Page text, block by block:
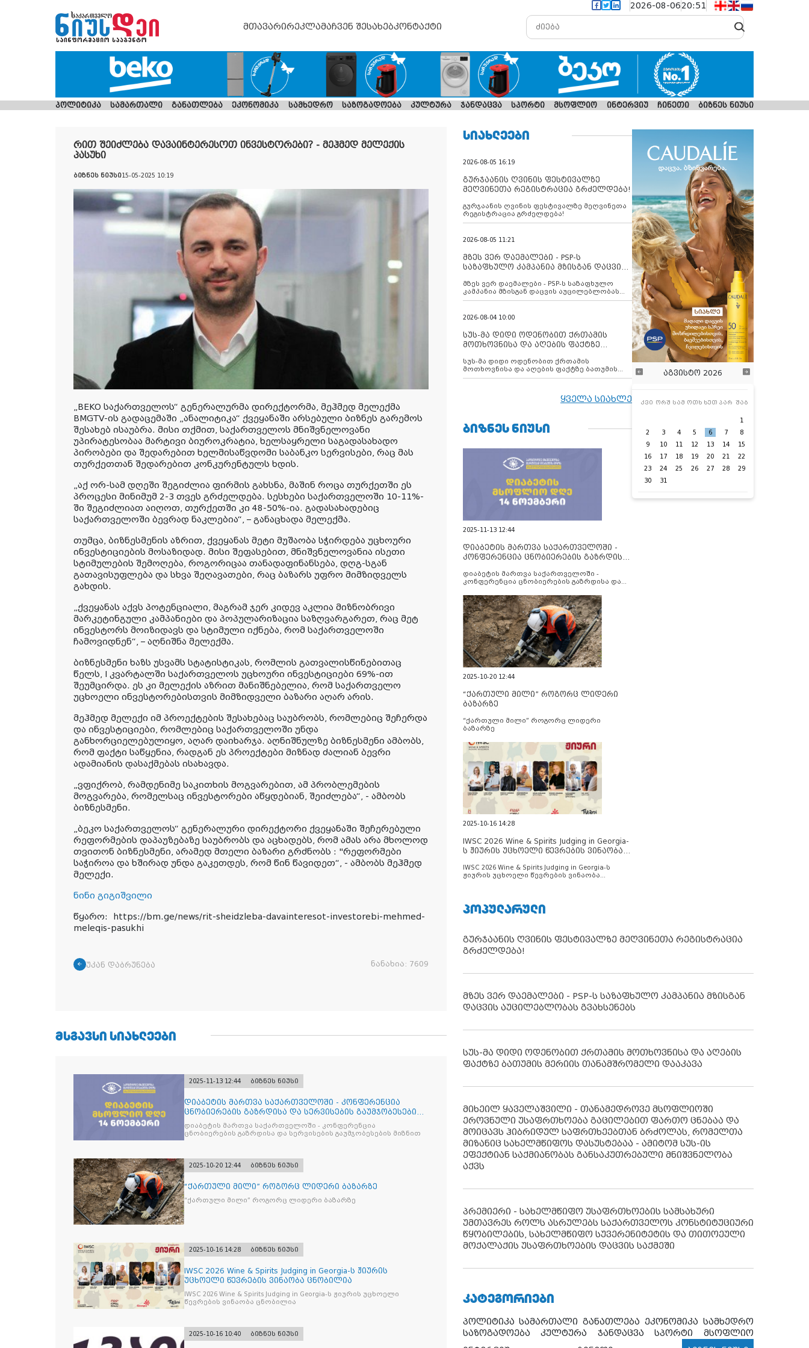
2026-08-0620:51
მთავარირეკლამაჩვენ შესახებკონტაქტი
პოლიტიკა სამართალი განათლება ეკონომიკა სამხედრო საზოგადოება კულტურა ჯანდაცვა სპორტი მსოფლიო ინტერვიუ ჩინეთი ბიზნეს ნიუსი
რით შეიძლება დავაინტერესოთ ინვესტორები? - მეჰმედ მელექის
პასუხი
ბიზნეს ნიუსი15-05-2025 10:19
„BEKO საქართველოს“ გენერალურმა დირექტორმა, მეჰმედ მელექმა
BMGTV-ის გადაცემაში „ანალიტიკა“ ქვეყანაში არსებული ბიზნეს გარემოს
შესახებ ისაუბრა. მისი თქმით, საქართველოს მნიშვნელოვანი
უპირატესობაა მარტივი ბიუროკრატია, ხელსაყრელი საგადასახადო
პირობები და შედარებით ხელმისაწვდომი საბანკო სერვისები, რაც მას
თურქეთთან შედარებით კონკურენტულს ხდის.
„აქ ორ-სამ დღეში შეგიძლია ფირმის გახსნა, მაშინ როცა თურქეთში ეს
პროცესი მინიმუმ 2-3 თვეს გრძელდება. სესხები საქართველოში 10-11%-
ში შეგიძლიათ აიღოთ, თურქეთში კი 48-50%-ია. გადასახადებიც
საქართველოში ბევრად ნაკლებია“, – განაცხადა მელექმა.
თუმცა, ბიზნესმენის აზრით, ქვეყანას მეტი მუშაობა სჭირდება უცხოური
ინვესტიციების მოსაზიდად. მისი შეფასებით, მნიშვნელოვანია ისეთი
სტიმულების შემოღება, როგორიცაა თანადაფინანსება, დღგ-სგან
გათავისუფლება და სხვა შეღავათები, რაც ბაზარს უფრო მიმზიდველს
გახდის.
„ქვეყანას აქვს პოტენციალი, მაგრამ ჯერ კიდევ აკლია მიზნობრივი
მარკეტინგული კამპანიები და პოპულარიზაცია საზღვარგარეთ, რაც მეტ
ინვესტორს მოიზიდავს და სტიმული იქნება, რომ საქართველოში
ჩამოვიდნენ“, – აღნიშნა მელექმა.
ბიზნესმენი ხაზს უსვამს სტატისტიკას, რომლის გათვალისწინებითაც
წელს, I კვარტალში საქართველოს უცხოური ინვესტიციები 69%-ით
შეუმცირდა. ეს კი მელექის აზრით მანიშნებელია, რომ საქართველო
უცხოელი ინვესტორებისთვის მიმზიდველი ბაზარი აღარ არის.
მეჰმედ მელექი იმ პროექტების შესახებაც საუბრობს, რომლებიც შეჩერდა
და ინვესტიციები, რომლებიც საქართველოში უნდა
განხორციელებულიყო, აღარ დაიხარჯა. აღნიშნულზე ბიზნესმენი ამბობს,
რომ ფაქტი საწყენია, რადგან ეს პროექტები მიზნად ძალიან ბევრი
ადამიანის დასაქმებას ისახავდა.
„ვფიქრობ, რამდენიმე საკითხის მოგვარებით, ამ პრობლემების
მოგვარება, რომელსაც ინვესტორები აწყდებიან, შეიძლება“, - ამბობს
ბიზნესმენი.
„ბეკო საქართველოს“ გენერალური დირექტორი ქვეყანაში შეჩერებული
რეფორმების დაპაუზებაზე საუბრობს და აცხადებს, რომ ამას არა მხოლოდ
თვითონ ბიზნესმენი, არამედ მთელი ბაზარი გრძნობს : "რეფორმები
საჭიროა და ხშირად უნდა გაკეთდეს, რომ წინ წავიდეთ“, - ამბობს მეჰმედ
მელექი.
ნინი გიგიშვილი
წყარო: https://bm.ge/news/rit-sheidzleba-davainteresot-investorebi-mehmed-
meleqis-pasukhi
უკან დაბრუნება ნანახია: 7609
ᲛᲡᲒᲐᲕᲡᲘ ᲡᲘᲐᲮᲚᲔᲔᲑᲘ
2025-11-13 12:44 ბიზნეს ნიუსი
დიაბეტის მართვა საქართველოში - კონფერენცია
ცნობიერების გაზრდისა და სერვისების გაუმჯობესების
მიზნით
დიაბეტის მართვა საქართველოში - კონფერენცია
ცნობიერების გაზრდისა და სერვისების გაუმჯობესების მიზნით
2025-10-20 12:44 ბიზნეს ნიუსი
“ქართული მილი” როგორც ლიდერი ბაზარზე
“ქართული მილი” როგორც ლიდერი ბაზარზე
2025-10-16 14:28 ბიზნეს ნიუსი
IWSC 2026 Wine & Spirits Judging in Georgia-ს ჟიურის
უცხოელი წევრების ვინაობა ცნობილია
IWSC 2026 Wine & Spirits Judging in Georgia-ს ჟიურის უცხოელი
წევრების ვინაობა ცნობილია
2025-10-16 10:40 ბიზნეს ნიუსი
ᲡᲘᲐᲮᲚᲔᲔᲑᲘ
2026-08-05 16:19
გურჯაანის ღვინის ფესტივალზე
მეღვინეთა რეგისტრაცია გრძელდება!
გურჯაანის ღვინის ფესტივალზე მეღვინეთა
რეგისტრაცია გრძელდება!
2026-08-05 11:21
მზეს ვერ დაემალები - PSP-ს
საზაფხულო კამპანია მზისგან დაცვის
მზეს ვერ დაემალები - PSP-ს საზაფხულო
კამპანია მზისგან დაცვის აუცილებლობას
გვახსენებს
2026-08-04 10:00
სუს-მა დიდი ოდენობით ქრთამის
მოთხოვნისა და აღების ფაქტზე
დააკავა
სუს-მა დიდი ოდენობით ქრთამის
მოთხოვნისა და აღების ფაქტზე ბათუმის
მერიის თანამშრომელი დააკავა
ყველა სიახლე
ᲑᲘᲖᲜᲔᲡ ᲜᲘᲣᲡᲘ
2025-11-13 12:44
დიაბეტის მართვა საქართველოში -
კონფერენცია ცნობიერების გაზრდისა
დიაბეტის მართვა საქართველოში -
კონფერენცია ცნობიერების გაზრდისა და
2025-10-20 12:44
“ქართული მილი” როგორც ლიდერი
ბაზარზე
“ქართული მილი” როგორც ლიდერი
ბაზარზე
2025-10-16 14:28
IWSC 2026 Wine & Spirits Judging in Georgia-
ს ჟიურის უცხოელი წევრების ვინაობა
IWSC 2026 Wine & Spirits Judging in Georgia-ს
ჟიურის უცხოელი წევრების ვინაობა
აგვისტო 2026
კვი ორშ სამ ოთხ ხუთ პარ შაბ
1
2
3 4 5 6 7
8
9
10 11 12 13 14
15
16
17 18 19 20 21
22
23
24 25 26 27 28
29
30
31
ᲞᲝᲞᲣᲚᲐᲠᲣᲚᲘ
გურჯაანის ღვინის ფესტივალზე მეღვინეთა რეგისტრაცია
გრძელდება!
მზეს ვერ დაემალები - PSP-ს საზაფხულო კამპანია მზისგან
დაცვის აუცილებლობას გვახსენებს
სუს-მა დიდი ოდენობით ქრთამის მოთხოვნისა და აღების
ფაქტზე ბათუმის მერიის თანამშრომელი დააკავა
მიხეილ ყაველაშვილი - თანამედროვე მსოფლიოში
ეროვნული უსაფრთხოება გაცილებით ფართო ცნებაა და
მოიცავს ჰიბრიდულ საფრთხეებთან ბრძოლას, რომელთა
მიზანიც სახელმწიფოს დასუსტებაა - ამიტომ სუს-ის
ეფექტიან საქმიანობას განსაკუთრებული მნიშვნელობა
აქვს
პრემიერი - სახელმწიფო უსაფრთხოების სამსახური
უმთავრეს როლს ასრულებს საქართველოს კონსტიტუციური
წყობილების, სახელმწიფო სუვერენიტეტის და თითოეული
მოქალაქის უსაფრთხოების დაცვის საქმეში
ᲙᲐᲢᲔᲒᲝᲠᲘᲔᲑᲘ
პოლიტიკა სამართალი განათლება ეკონომიკა სამხედრო
საზოგადოება
კულტურა ჯანდაცვა სპორტი
მსოფლიო